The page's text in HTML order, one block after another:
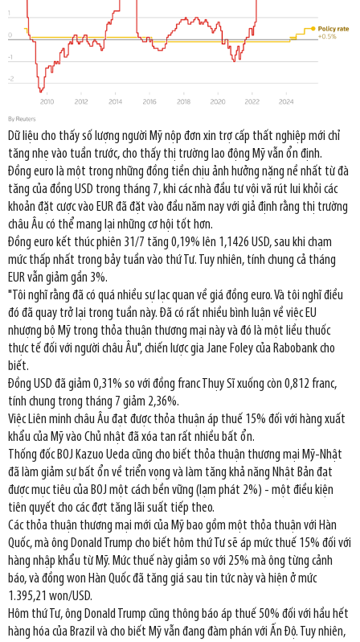
Dữ liệu cho thấy số lượng người Mỹ nộp đơn xin trợ cấp thất nghiệp mới chỉ
tăng nhẹ vào tuần trước, cho thấy thị trường lao động Mỹ vẫn ổn định.
Đồng euro là một trong những đồng tiền chịu ảnh hưởng nặng nề nhất từ đà
tăng của đồng USD trong tháng 7, khi các nhà đầu tư vội vã rút lui khỏi các
khoản đặt cược vào EUR đã đặt vào đầu năm nay với giả định rằng thị trường
châu Âu có thể mang lại những cơ hội tốt hơn.
Đồng euro kết thúc phiên 31/7 tăng 0,19% lên 1,1426 USD, sau khi chạm
mức thấp nhất trong bảy tuần vào thứ Tư. Tuy nhiên, tính chung cả tháng
EUR vẫn giảm gần 3%.
"Tôi nghĩ rằng đã có quá nhiều sự lạc quan về giá đồng euro. Và tôi nghĩ điều
đó đã quay trở lại trong tuần này. Đã có rất nhiều bình luận về việc EU
nhượng bộ Mỹ trong thỏa thuận thương mại này và đó là một liều thuốc
thực tế đối với người châu Âu", chiến lược gia Jane Foley của Rabobank cho
biết.
Đồng USD đã giảm 0,31% so với đồng franc Thụy Sĩ xuống còn 0,812 franc,
tính chung trong tháng 7 giảm 2,36%.
Việc Liên minh châu Âu đạt được thỏa thuận áp thuế 15% đối với hàng xuất
khẩu của Mỹ vào Chủ nhật đã xóa tan rất nhiều bất ổn.
Thống đốc BOJ Kazuo Ueda cũng cho biết thỏa thuận thương mại Mỹ-Nhật
đã làm giảm sự bất ổn về triển vọng và làm tăng khả năng Nhật Bản đạt
được mục tiêu của BOJ một cách bền vững (lạm phát 2%) - một điều kiện
tiên quyết cho các đợt tăng lãi suất tiếp theo.
Các thỏa thuận thương mại mới của Mỹ bao gồm một thỏa thuận với Hàn
Quốc, mà ông Donald Trump cho biết hôm thứ Tư sẽ áp mức thuế 15% đối với
hàng nhập khẩu từ Mỹ. Mức thuế này giảm so với 25% mà ông từng cảnh
báo, và đồng won Hàn Quốc đã tăng giá sau tin tức này và hiện ở mức
1.395,21 won/USD.
Hôm thứ Tư, ông Donald Trump cũng thông báo áp thuế 50% đối với hầu hết
hàng hóa của Brazil và cho biết Mỹ vẫn đang đàm phán với Ấn Độ. Tuy nhiên,